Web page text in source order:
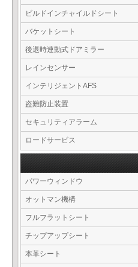
ビルドインチャイルドシート
バケットシート
後退時連動式ドアミラー
レインセンサー
インテリジェントAFS
盗難防止装置
セキュリティアラーム
ロードサービス
パワーウィンドウ
オットマン機構
フルフラットシート
チップアップシート
本革シート